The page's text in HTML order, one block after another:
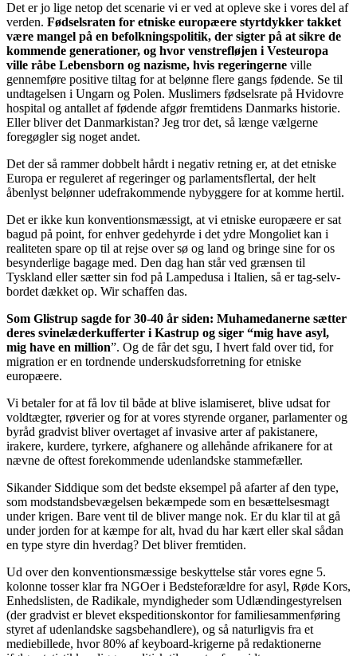
Det er jo lige netop det scenarie vi er ved at opleve ske i vores del af
verden. Fødselsraten for etniske europæere styrtdykker takket
være mangel på en befolkningspolitik, der sigter på at sikre de
kommende generationer, og hvor venstrefløjen i Vesteuropa
ville råbe Lebensborn og nazisme, hvis regeringerne ville
gennemføre positive tiltag for at belønne flere gangs fødende. Se til
undtagelsen i Ungarn og Polen. Muslimers fødselsrate på Hvidovre
hospital og antallet af fødende afgør fremtidens Danmarks historie.
Eller bliver det Danmarkistan? Jeg tror det, så længe vælgerne
foregøgler sig noget andet.
Det der så rammer dobbelt hårdt i negativ retning er, at det etniske
Europa er reguleret af regeringer og parlamentsflertal, der helt
åbenlyst belønner udefrakommende nybyggere for at komme hertil.
Det er ikke kun konventionsmæssigt, at vi etniske europæere er sat
bagud på point, for enhver gedehyrde i det ydre Mongoliet kan i
realiteten spare op til at rejse over sø og land og bringe sine for os
besynderlige bagage med. Den dag han står ved grænsen til
Tyskland eller sætter sin fod på Lampedusa i Italien, så er tag-selv-
bordet dækket op. Wir schaffen das.
Som Glistrup sagde for 30-40 år siden: Muhamedanerne sætter
deres svinelæderkufferter i Kastrup og siger “mig have asyl,
mig have en million”. Og de får det sgu, I hvert fald over tid, for
migration er en tordnende underskudsforretning for etniske
europæere.
Vi betaler for at få lov til både at blive islamiseret, blive udsat for
voldtægter, røverier og for at vores styrende organer, parlamenter og
byråd gradvist bliver overtaget af invasive arter af pakistanere,
irakere, kurdere, tyrkere, afghanere og allehånde afrikanere for at
nævne de oftest forekommende udenlandske stammefæller.
Sikander Siddique som det bedste eksempel på afarter af den type,
som modstandsbevægelsen bekæmpede som en besættelsesmagt
under krigen. Bare vent til de bliver mange nok. Er du klar til at gå
under jorden for at kæmpe for alt, hvad du har kært eller skal sådan
en type styre din hverdag? Det bliver fremtiden.
Ud over den konventionsmæssige beskyttelse står vores egne 5.
kolonne tosser klar fra NGOer i Bedsteforældre for asyl, Røde Kors,
Enhedslisten, de Radikale, myndigheder som Udlændingestyrelsen
(der gradvist er blevet ekspeditionskontor for familiesammenføring
styret af udenlandske sagsbehandlere), og så naturligvis fra et
mediebillede, hvor 80% af keyboard-krigerne på redaktionerne